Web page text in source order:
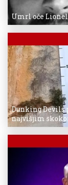
Umrl oče
Dunking Devils
najvišjim